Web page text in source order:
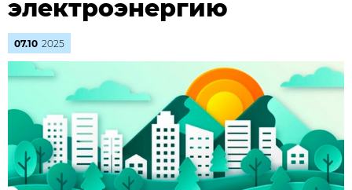
электроэнергию
07.10 2025